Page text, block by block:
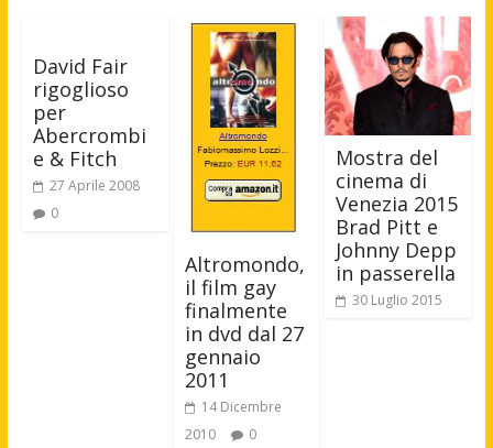
David Fair
rigoglioso
per
Abercrombi
e & Fitch
27 Aprile 2008
0
Altromondo,
il film gay
finalmente
in dvd dal 27
gennaio
2011
14 Dicembre
2010
0
Mostra del
cinema di
Venezia 2015
Brad Pitt e
Johnny Depp
in passerella
30 Luglio 2015